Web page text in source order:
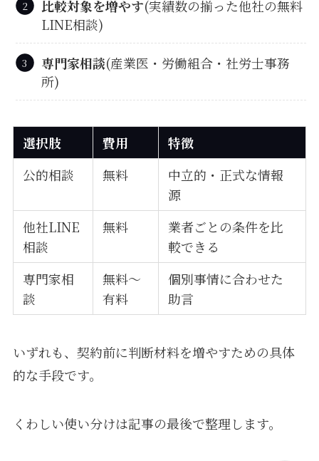
比較対象を増やす(実績数の揃った他社の無料
LINE相談)
専門家相談(産業医・労働組合・社労士事務
所)
選択肢 費用
特徴
公的相談
無料
中立的・正式な情報
源
他社LINE
相談
無料
業者ごとの条件を比
較できる
専門家相
談
無料〜
有料
個別事情に合わせた
助言
いずれも、契約前に判断材料を増やすための具体
的な手段です。
くわしい使い分けは記事の最後で整理します。